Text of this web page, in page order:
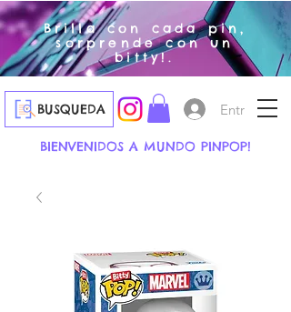
Brilla con cada pin,
sorprende con un
bitty!.
BUSQUEDA
BIENVENIDOS A MUNDO PINPOP!
Entrar